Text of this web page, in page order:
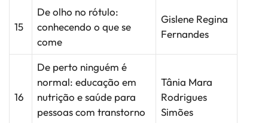
15
De olho no rótulo:
conhecendo o que se
come
Gislene Regina
Fernandes
16
De perto ninguém é
normal: educação em
nutrição e saúde para
pessoas com transtorno
Tânia Mara
Rodrigues
Simões